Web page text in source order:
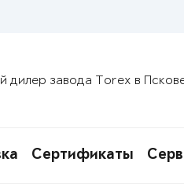
дилер завода Torex в
Сертификаты